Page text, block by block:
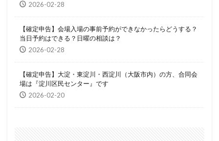
2026-02-28
【確定申告】会場入場の事前予約ができなかったらどうする？
当日予約はできる？日曜の相談は？
2026-02-28
【確定申告】大淀・東淀川・西淀川（大阪市内）の方、合同会
場は『淀川区民センター』です
2026-02-20